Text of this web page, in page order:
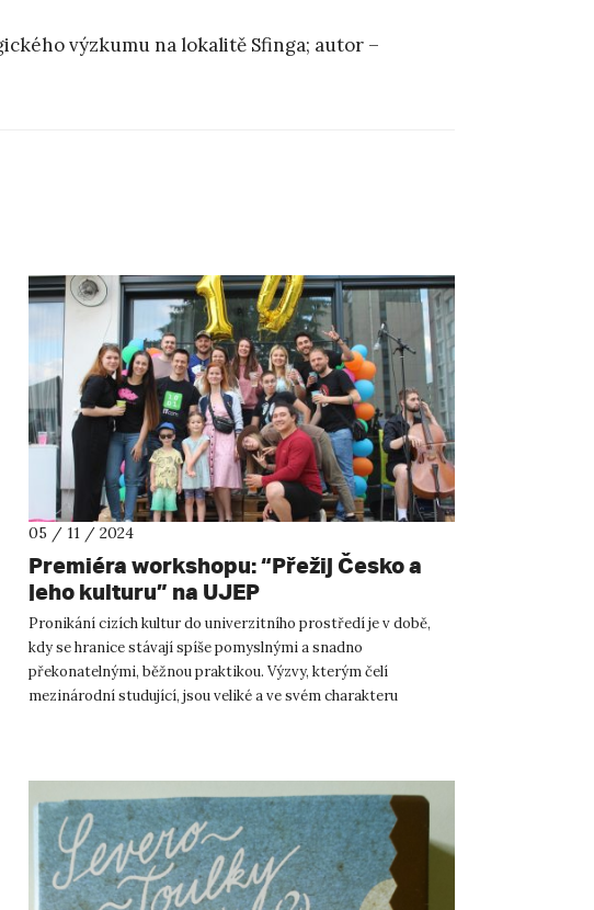
výzkumu na lokalitě Sfinga; autor –
05 / 11 / 2024
Premiéra workshopu: “Přežij Česko a
jeho kulturu” na UJEP
Pronikání cizích kultur do univerzitního prostředí je v době,
kdy se hranice stávají spíše pomyslnými a snadno
překonatelnými, běžnou praktikou. Výzvy, kterým čelí
mezinárodní studující, jsou veliké a ve svém charakteru